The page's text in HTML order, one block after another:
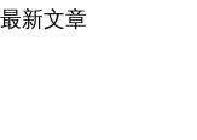
最新文章